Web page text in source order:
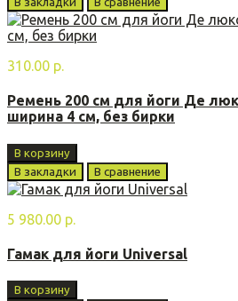
310.00 р.
Ремень 200 см для йоги Де
ширина 4 см, без бирки
В корзину
В закладки
В сравнение
5 980.00 р.
Гамак для йоги Universal
В корзину